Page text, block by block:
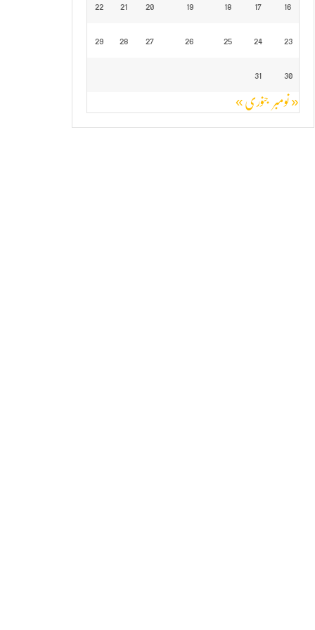
16
17
18
19
20
21
22
23
24
25
26
27
28
29
30
31
« نومبر جنوری »